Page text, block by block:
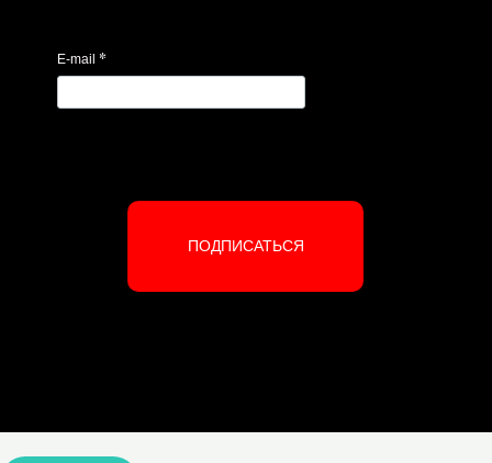
E-mail *
ПОДПИСАТЬСЯ